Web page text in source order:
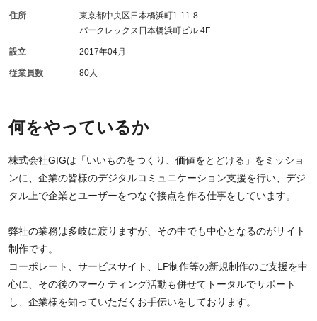
何をやっているか
株式会社GIGは「いいものをつくり、価値をとどける」をミッショ
ンに、企業の皆様のデジタルコミュニケーション支援を行い、デジ
タル上で企業とユーザーをつなぐ接点を作る仕事をしています。
弊社の業務は多岐に渡りますが、その中でも中心となるのがサイト
制作です。
コーポレート、サービスサイト、LP制作等の新規制作のご支援を中
心に、その後のマーケティング活動も併せてトータルでサポート
し、企業様を知っていただくお手伝いをしております。
住所
東京都中央区日本橋浜町1-11-8
パークレックス日本橋浜町ビル 4F
設立 2017年04月
従業員数 80人